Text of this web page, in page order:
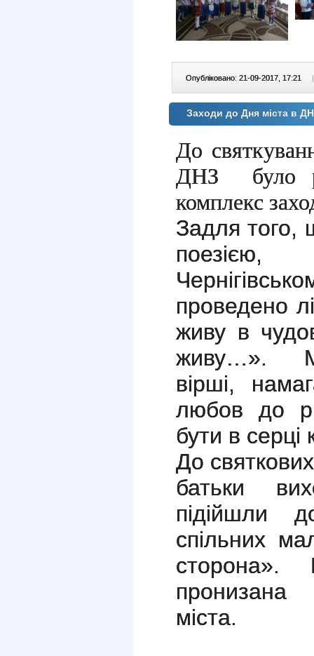
Опубліковано: 21-09-2017, 17:21 |
Заходи до Дня міста в
До
ДНЗ було
комплекс
Задля того,
поезією,
проведено
живу в
живу…».
вірші,
любов до
бути в
До
батьки
підійшли
спільних
сторона».
пронизана
міста.